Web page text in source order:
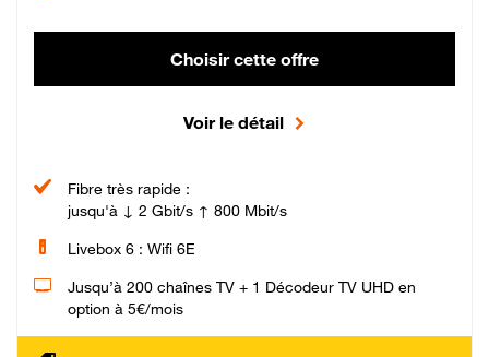
Choisir cette offre
Voir le détail
Fibre très rapide :
jusqu'à ↓ 2 Gbit/s ↑ 800 Mbit/s
Livebox 6 : Wifi 6E
Jusqu’à 200 chaînes TV + 1 Décodeur TV UHD en
option à 5€/mois